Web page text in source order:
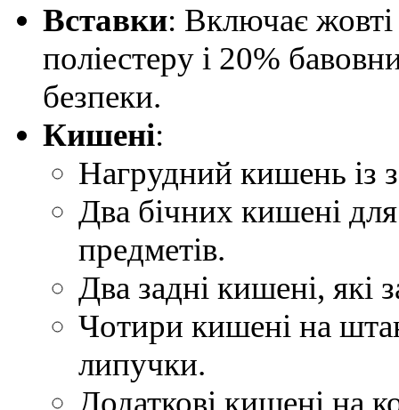
Вставки: Включає жовті
поліестеру і 20%
безпеки.
Кишені:
Нагрудний кишень із
Два бічних кишені
предметів.
Два задні кишені, які
Чотири кишені на
липучки.
Додаткові кишені на